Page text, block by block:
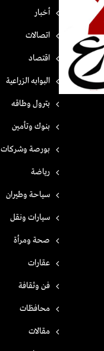
أخبار
اتصالات
اقتصاد
البوابه الزراعية
بترول وطاقه
بنوك وتأمين
بورصة وشركات
رياضة
سياحة وطيران
سيارات ونقل
صحة ومرأة
عقارات
فن وثقافة
محافظات
مقالات